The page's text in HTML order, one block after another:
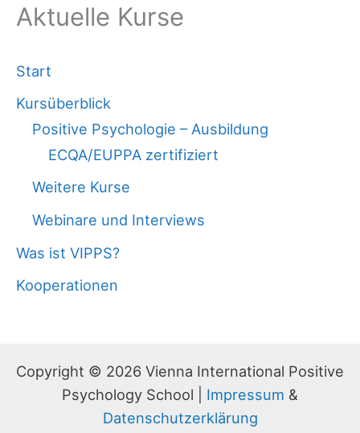
Aktuelle Kurse
Start
Kursüberblick
Positive Psychologie – Ausbildung
ECQA/EUPPA zertifiziert
Weitere Kurse
Webinare und Interviews
Was ist VIPPS?
Kooperationen
Copyright © 2026 Vienna International Positive
Psychology School | Impressum &
Datenschutzerklärung